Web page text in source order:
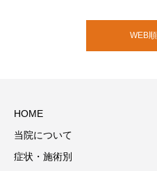
WEB
HOME
当院について
症状・施術別